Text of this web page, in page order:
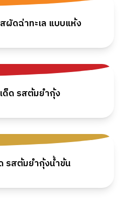
ผัดฉ่าทะเล แบบแห้ง
ด็ด รสต้มยำกุ้ง
รสต้มยำกุ้งน้ำข้น